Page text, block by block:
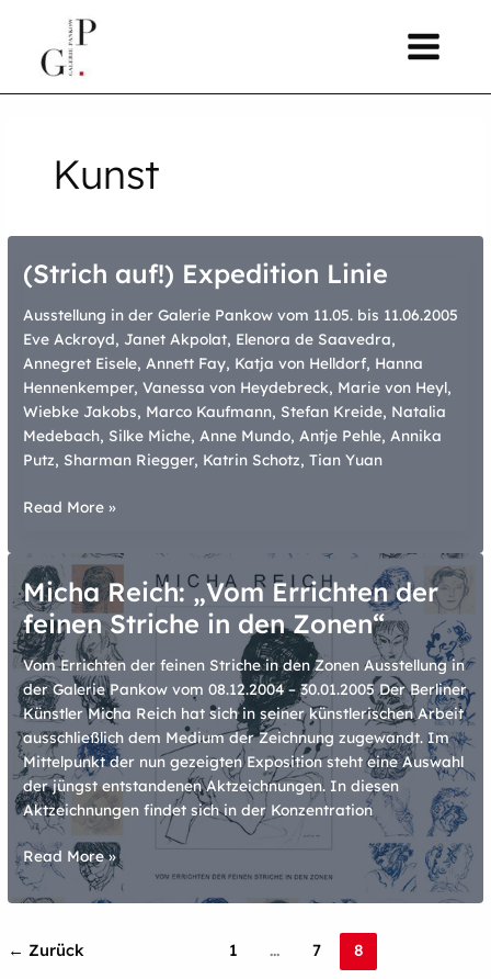
springen
Kunst
(Strich auf!) Expedition Linie
Ausstellung in der Galerie Pankow vom 11.05. bis 11.06.2005
Eve Ackroyd, Janet Akpolat, Elenora de Saavedra,
Annegret Eisele, Annett Fay, Katja von Helldorf, Hanna
Hennenkemper, Vanessa von Heydebreck, Marie von Heyl,
Wiebke Jakobs, Marco Kaufmann, Stefan Kreide, Natalia
Medebach, Silke Miche, Anne Mundo, Antje Pehle, Annika
Putz, Sharman Riegger, Katrin Schotz, Tian Yuan
(Strich
Expedition
Linie
Read More »
Micha Reich: „Vom Errichten der
feinen Striche in den Zonen“
Vom Errichten der feinen Striche in den Zonen Ausstellung in
der Galerie Pankow vom 08.12.2004 – 30.01.2005 Der Berliner
Künstler Micha Reich hat sich in seiner künstlerischen Arbeit
ausschließlich dem Medium der Zeichnung zugewandt. Im
Mittelpunkt der nun gezeigten Exposition steht eine Auswahl
der jüngst entstandenen Aktzeichnungen. In diesen
Aktzeichnungen findet sich in der Konzentration
Micha
Reich:
„Vom
der
Read More »
← Zurück 1 … 7 8